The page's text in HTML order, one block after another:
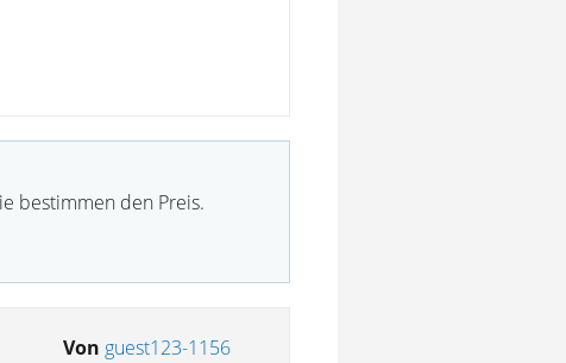
bestimmen den Preis.
Von guest123-1156